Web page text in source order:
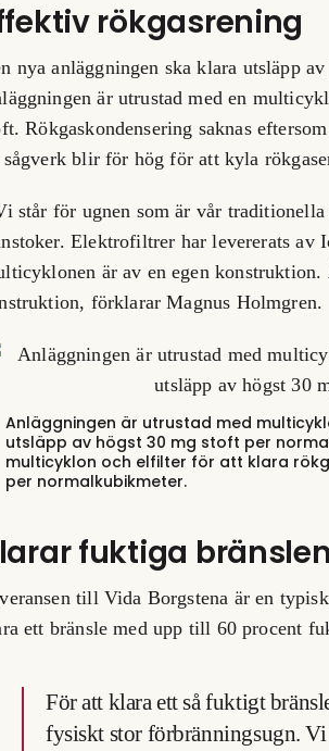
rökgasrening
nya anläggningen ska klara utsläpp
är utrustad med en
Rökgaskondensering saknas
sågverk blir för hög för att kyla
står för ugnen som är vår
Elektrofiltrer har levererats
är av en egen
förklarar Magnus Holmgren.
Anläggningen är utrustad med
utsläpp av högst 30 mg stoft per
multicyklon och elfilter för att klara
per normalkubikmeter.
fuktiga bränslen
till Vida Borgstena är en
ett bränsle med upp till 60 procent
För att klara ett så fuktigt
fysiskt stor förbränningsugn.